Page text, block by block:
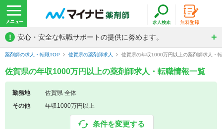
! 安心・安全な転職サポートの提供に努めます。
薬剤師の求人・転職TOP 佐賀県の薬剤師求人 佐賀県の年収1000万円以上の薬剤師求人・
佐賀県の年収1000万円以上の薬剤師求人・転職情報一覧
勤務地
佐賀県 全体
その他
年収1000万円以上
条件を変更する